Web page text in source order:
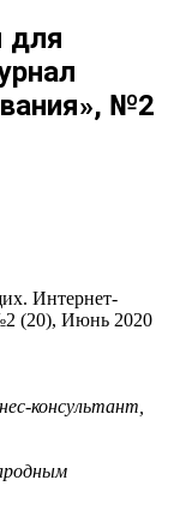
для
№2
Интернет-
(20), Июнь 2020
консультант,